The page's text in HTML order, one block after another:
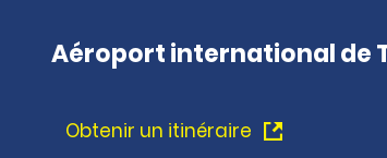
Aéroport international de
Obtenir un itinéraire